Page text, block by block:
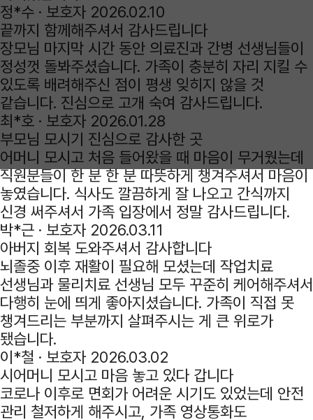
정*수 · 보호자 2026.02.10
끝까지 함께해주셔서 감사드립니다
장모님 마지막 시간 동안 의료진과 간병 선생님들이
정성껏 돌봐주셨습니다. 가족이 충분히 자리 지킬 수
있도록 배려해주신 점이 평생 잊히지 않을 것
같습니다. 진심으로 고개 숙여 감사드립니다.
최*호 · 보호자 2026.01.28
부모님 모시기 진심으로 감사한 곳
어머니 모시고 처음 들어왔을 때 마음이 무거웠는데
직원분들이 한 분 한 분 따뜻하게 챙겨주셔서 마음이
놓였습니다. 식사도 깔끔하게 잘 나오고 간식까지
신경 써주셔서 가족 입장에서 정말 감사드립니다.
박*근 · 보호자 2026.03.11
아버지 회복 도와주셔서 감사합니다
뇌졸중 이후 재활이 필요해 모셨는데 작업치료
선생님과 물리치료 선생님 모두 꾸준히 케어해주셔서
다행히 눈에 띄게 좋아지셨습니다. 가족이 직접 못
챙겨드리는 부분까지 살펴주시는 게 큰 위로가
됐습니다.
이*철 · 보호자 2026.03.02
시어머니 모시고 마음 놓고 있다 갑니다
코로나 이후로 면회가 어려운 시기도 있었는데 안전
관리 철저하게 해주시고, 가족 영상통화도